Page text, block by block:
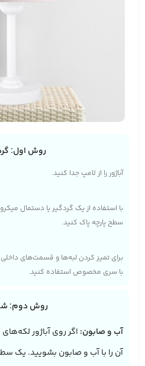
روش اول:
آباژور را از لامپ جدا کنید.
با استفاده از یک گردگیر یا دستمال
سطح پارچه پاک کنید.
برای تمیز کردن لبه‌ها و قسمت‌های داخلی
با سری مخصوص استفاده کنید.
روش دوم:
آب و صابون: اگر روی آباژور
آن را با آب و صابون بشویید. یک